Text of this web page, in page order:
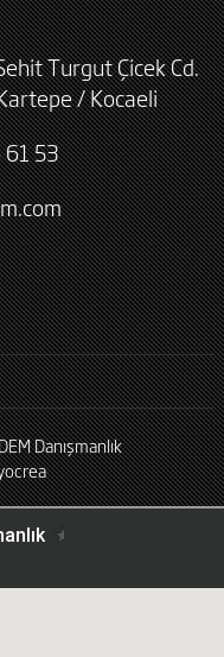
Turgut Çicek Cd.
/ Kocaeli
53
Danışmanlık